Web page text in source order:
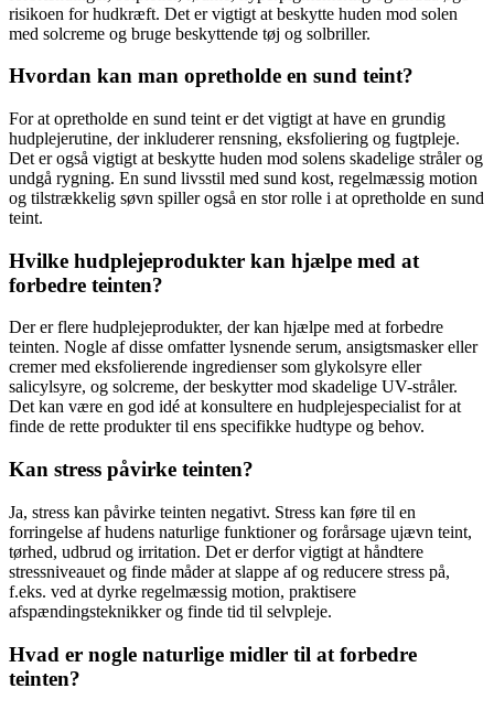
risikoen for hudkræft. Det er vigtigt at beskytte huden mod solen
med solcreme og bruge beskyttende tøj og solbriller.
Hvordan kan man opretholde en sund teint?
For at opretholde en sund teint er det vigtigt at have en grundig
hudplejerutine, der inkluderer rensning, eksfoliering og fugtpleje.
Det er også vigtigt at beskytte huden mod solens skadelige stråler og
undgå rygning. En sund livsstil med sund kost, regelmæssig motion
og tilstrækkelig søvn spiller også en stor rolle i at opretholde en sund
teint.
Hvilke hudplejeprodukter kan hjælpe med at
forbedre teinten?
Der er flere hudplejeprodukter, der kan hjælpe med at forbedre
teinten. Nogle af disse omfatter lysnende serum, ansigtsmasker eller
cremer med eksfolierende ingredienser som glykolsyre eller
salicylsyre, og solcreme, der beskytter mod skadelige UV-stråler.
Det kan være en god idé at konsultere en hudplejespecialist for at
finde de rette produkter til ens specifikke hudtype og behov.
Kan stress påvirke teinten?
Ja, stress kan påvirke teinten negativt. Stress kan føre til en
forringelse af hudens naturlige funktioner og forårsage ujævn teint,
tørhed, udbrud og irritation. Det er derfor vigtigt at håndtere
stressniveauet og finde måder at slappe af og reducere stress på,
f.eks. ved at dyrke regelmæssig motion, praktisere
afspændingsteknikker og finde tid til selvpleje.
Hvad er nogle naturlige midler til at forbedre
teinten?